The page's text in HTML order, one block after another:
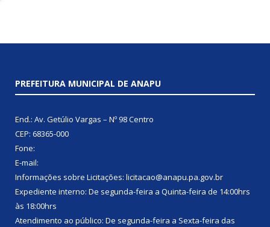
PREFEITURA MUNICIPAL DE ANAPU
End.: Av. Getúlio Vargas – Nº 98 Centro
CEP: 68365-000
Fone:
E-mail:
Informações sobre Licitações: licitacao@anapu.pa.gov.br
Expediente interno: De segunda-feira a Quinta-feira de 14:00hrs
às 18:00hrs
Atendimento ao público: De segunda-feira a Sexta-feira das